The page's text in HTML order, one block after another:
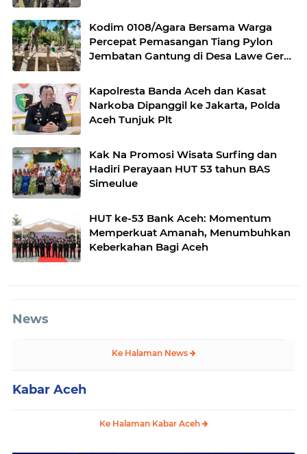
Kodim 0108/Agara Bersama Warga
Percepat Pemasangan Tiang Pylon
Jembatan Gantung di Desa Lawe Ger-
Kapolresta Banda Aceh dan Kasat
Narkoba Dipanggil ke Jakarta, Polda
Aceh Tunjuk Plt
Kak Na Promosi Wisata Surfing dan
Hadiri Perayaan HUT 53 tahun BAS
Simeulue
HUT ke-53 Bank Aceh: Momentum
Memperkuat Amanah, Menumbuhkan
Keberkahan Bagi Aceh
News
Ke Halaman News
Kabar Aceh
Ke Halaman Kabar Aceh